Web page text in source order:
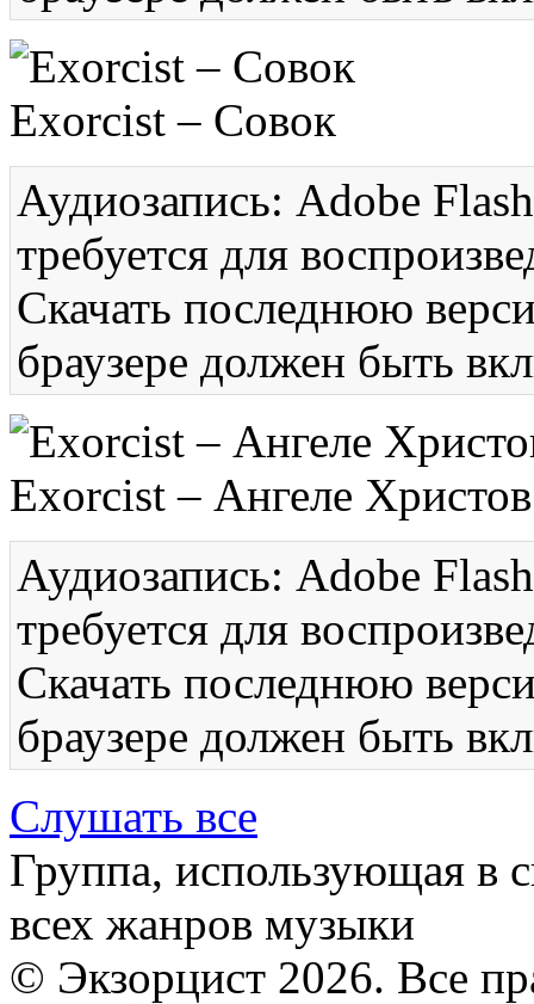
Exorcist – Совок
Аудиозапись: Adobe
требуется для
Скачать последнюю
браузере должен быть
Exorcist – Ангеле Христов
Аудиозапись: Adobe
требуется для
Скачать последнюю
браузере должен быть
Слушать все
Группа, использующая в
всех жанров музыки
© Экзорцист 2026. Все